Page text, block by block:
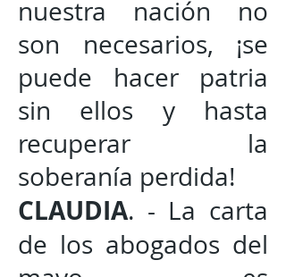
nuestra nación no
son necesarios, ¡se
puede hacer patria
sin ellos y hasta
recuperar la
soberanía perdida!
CLAUDIA. - La carta
de los abogados del